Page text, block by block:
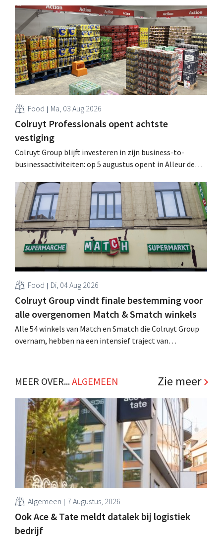
werking treden: "Onze klanten willen goed
geïnformeerd worden." .
Food Ma, 03 Aug 2026
Colruyt Professionals opent achtste
vestiging
Colruyt Group blijft investeren in zijn business-to-
businessactiviteiten: op 5 augustus opent in Alleur de
winkelformule die zich uitsluitend richt op professionele
klanten. .
Food Di, 04 Aug 2026
Colruyt Group vindt finale bestemming voor
alle overgenomen Match & Smatch winkels
Alle 54 winkels van Match en Smatch die Colruyt Group
overnam, hebben na een intensief traject van
.MEER OVER...ALGEMEEN Zie meer
Algemeen 7 Augustus, 2026
Ook Ace & Tate meldt datalek bij logistiek
bedrijf